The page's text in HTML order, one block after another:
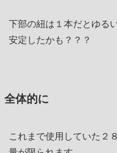
下部の紐は１本だとゆる
安定したかも？？？
全体的に
これまで使用していた２